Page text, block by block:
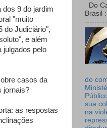
dos 9 do jardim
"muito
do Judiciário",
e além
julgados pelo
casos da
jornais?
as respostas
Do
Brasil :
do
sua
na